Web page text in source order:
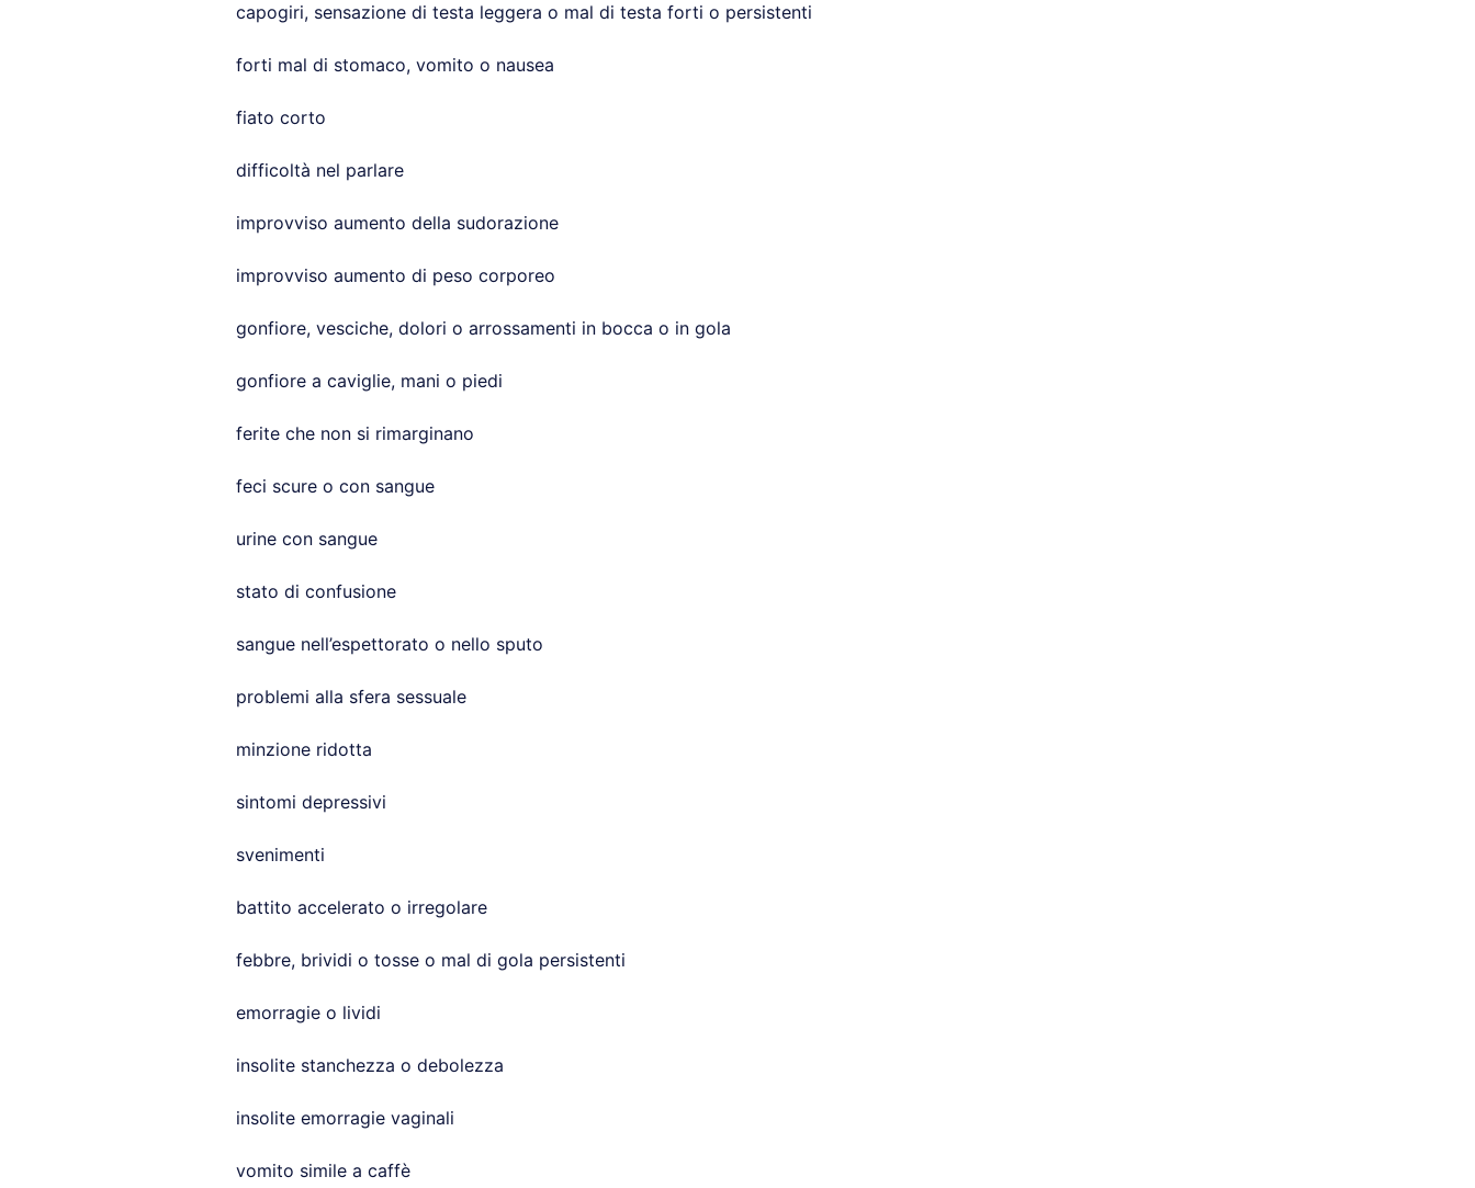
capogiri, sensazione di testa leggera o mal di testa forti o persistenti
forti mal di stomaco, vomito o nausea
fiato corto
difficoltà nel parlare
improvviso aumento della sudorazione
improvviso aumento di peso corporeo
gonfiore, vesciche, dolori o arrossamenti in bocca o in gola
gonfiore a caviglie, mani o piedi
ferite che non si rimarginano
feci scure o con sangue
urine con sangue
stato di confusione
sangue nell’espettorato o nello sputo
problemi alla sfera sessuale
minzione ridotta
sintomi depressivi
svenimenti
battito accelerato o irregolare
febbre, brividi o tosse o mal di gola persistenti
emorragie o lividi
insolite stanchezza o debolezza
insolite emorragie vaginali
vomito simile a caffè